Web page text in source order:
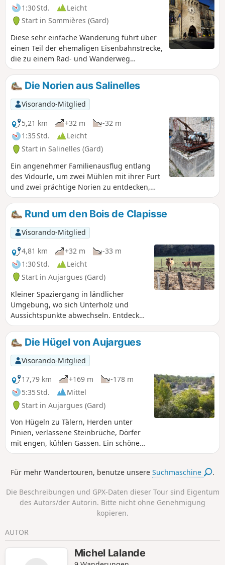
1:30 Std.
Leicht
Start in Sommières (Gard)
Diese sehr einfache Wanderung führt über
einen Teil der ehemaligen Eisenbahnstrecke,
die zu einem Rad- und Wanderweg
umgebaut wurde und Sommières mit
Caveirac verbindet, und ermöglicht einen
Besuch der Stadt Sommières.
Die Norien aus Salinelles
Visorando-Mitglied
5,21 km
+32 m
-32 m
1:35 Std.
Leicht
Start in Salinelles (Gard)
Ein angenehmer Familienausflug entlang
des Vidourle, um zwei Mühlen mit ihrer Furt
und zwei prächtige Norien zu entdecken,
von denen eine mit ihrem Waschhaus das
Leben von einst bestimmte.
Rund um den Bois de Clapisse
Visorando-Mitglied
4,81 km
+32 m
-33 m
1:30 Std.
Leicht
Start in Aujargues (Gard)
Kleiner Spaziergang in ländlicher
Umgebung, wo sich Unterholz und
Aussichtspunkte abwechseln. Entdecken
Sie das wilde Heideland, das seit jeher
vom Menschen für den Anbau von
Nahrungsmitteln und die Schafweide
genutzt wird, sowie den Eichenwald für
die Herstellung von Holzkohle und
Glaswaren.
Die Hügel von Aujargues
Visorando-Mitglied
17,79 km
+169 m
-178 m
5:35 Std.
Mittel
Start in Aujargues (Gard)
Von Hügeln zu Tälern, Herden unter
Pinien, verlassene Steinbrüche, Dörfer
mit engen, kühlen Gassen. Ein schöner
Einblick in das Departement Gard.
Für mehr Wandertouren, benutze unsereSuchmaschine .
Die Beschreibungen und GPX-Daten dieser Tour sind Eigentum
des Autors/der Autorin. Bitte nicht ohne Genehmigung
kopieren.
AUTOR
Michel Lalande